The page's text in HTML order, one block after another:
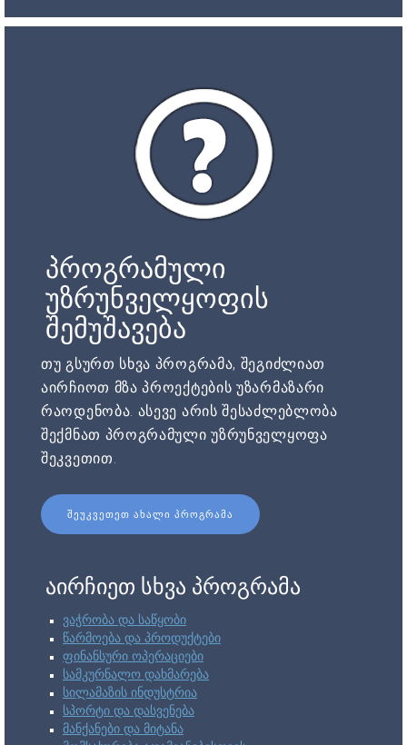
პროგრამული
უზრუნველყოფის
შემუშავება
თუ გსურთ სხვა პროგრამა, შეგიძლიათ
აირჩიოთ მზა პროექტების უზარმაზარი
რაოდენობა. ასევე არის შესაძლებლობა
შექმნათ პროგრამული უზრუნველყოფა
შეკვეთით.
ᲨᲔᲣᲙᲕᲔᲗᲔᲗ ᲐᲮᲐᲚᲘ ᲞᲠᲝᲒᲠᲐᲛᲐ
აირჩიეთ სხვა პროგრამა
ვაჭრობა და საწყობი
წარმოება და პროდუქტები
ფინანსური ოპერაციები
სამკურნალო დახმარება
სილამაზის ინდუსტრია
სპორტი და დასვენება
მანქანები და მიტანა